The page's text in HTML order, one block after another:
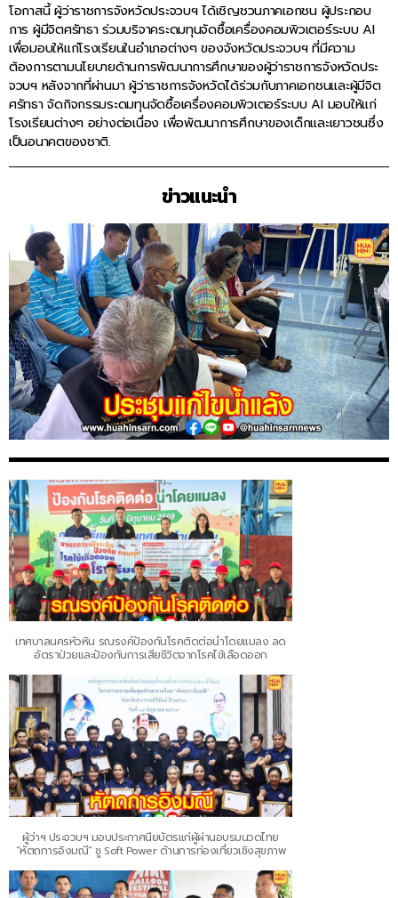
โอกาสนี้ ผู้ว่าราชการจังหวัดประจวบฯ ได้เชิญชวนภาคเอกชน ผู้ประกอบ
การ ผู้มีจิตศรัทธา ร่วมบริจาคระดมทุนจัดซื้อเครื่องคอมพิวเตอร์ระบบ AI
เพื่อมอบให้แก่โรงเรียนในอำเภอต่างๆ ของจังหวัดประจวบฯ ที่มีความ
ต้องการตามนโยบายด้านการพัฒนาการศึกษาของผู้ว่าราชการจังหวัดประ
จวบฯ หลังจากที่ผ่านมา ผู้ว่าราชการจังหวัดได้ร่วมกับภาคเอกชนและผู้มีจิต
ศรัทธา จัดกิจกรรมระดมทุนจัดซื้อเครื่องคอมพิวเตอร์ระบบ AI มอบให้แก่
โรงเรียนต่างๆ อย่างต่อเนื่อง เพื่อพัฒนาการศึกษาของเด็กและเยาวชนซึ่ง
เป็นอนาคตของชาติ.
ข่าวแนะนำ
เทศบาลนครหัวหิน รณรงค์ป้องกันโรคติดต่อนำโดยแมลง ลด
อัตราป่วยและป้องกันการเสียชีวิตจากโรคไข้เลือดออก
ผู้ว่าฯ ประจวบฯ มอบประกาศนียบัตรแก่ผู้ผ่านอบรมนวดไทย
“หัตถการอิงมณี” ชู Soft Power ด้านการท่องเที่ยวเชิงสุขภาพ